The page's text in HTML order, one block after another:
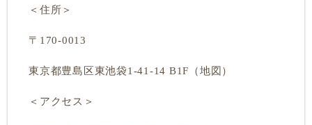
＜住所＞
〒170-0013
東京都豊島区東池袋1-41-14 B1F（地図）
＜アクセス＞